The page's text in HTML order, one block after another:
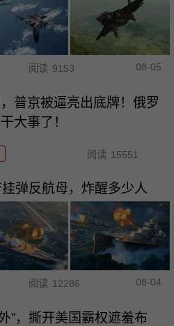
阅读 9153 08-05
普京被逼亮出底牌！俄罗
大事了！
阅读 15551
弹反航母，炸醒多少人
阅读 12286 08-04
”，撕开美国霸权遮羞布